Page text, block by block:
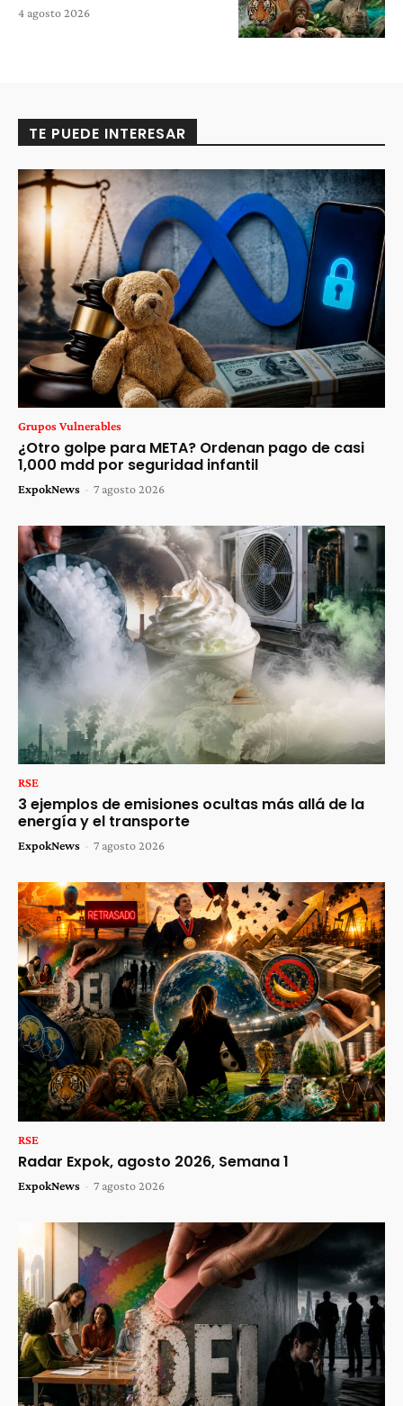
4 agosto 2026
TE PUEDE INTERESAR
Grupos Vulnerables
¿Otro golpe para META? Ordenan pago de casi
1,000 mdd por seguridad infantil
ExpokNews - 7 agosto 2026
RSE
3 ejemplos de emisiones ocultas más allá de la
energía y el transporte
ExpokNews - 7 agosto 2026
RSE
Radar Expok, agosto 2026, Semana 1
ExpokNews - 7 agosto 2026